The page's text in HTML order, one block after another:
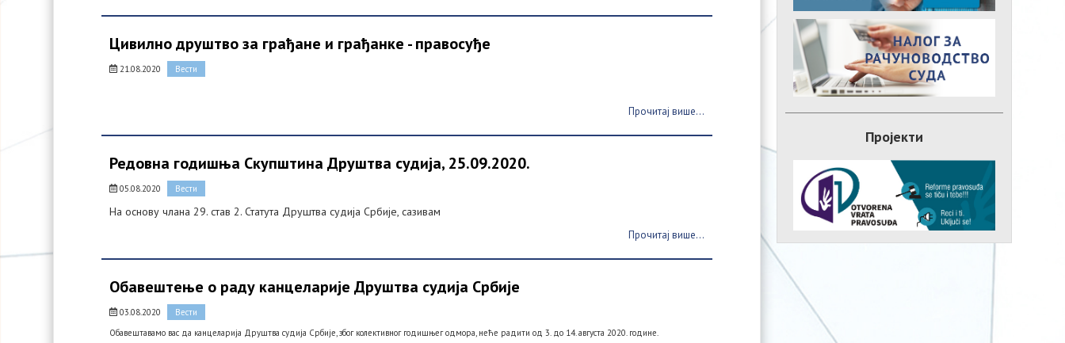
Цивилно друштво за грађане и грађанке - правосуђе
21.08.2020 Вести
Прочитај више...
Редовна годишња Скупштина Друштва судија, 25.09.2020.
05.08.2020 Вести
На основу члана 29. став 2. Статута Друштва судија Србије, сазивам
Прочитај више...
Обавештење о раду канцеларије Друштва судија Србије
03.08.2020
Вести
Обавештавамо вас да канцеларија Друштва судија Србије, због колективног годишњег одмора, неће радити од 3. до 14. августа 2020. године.
Пројекти